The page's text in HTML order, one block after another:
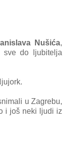
Nušića,
sve do ljubitelja
u Zagrebu,
i još neki ljudi iz